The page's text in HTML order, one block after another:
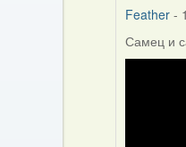
Feather -
Самец и